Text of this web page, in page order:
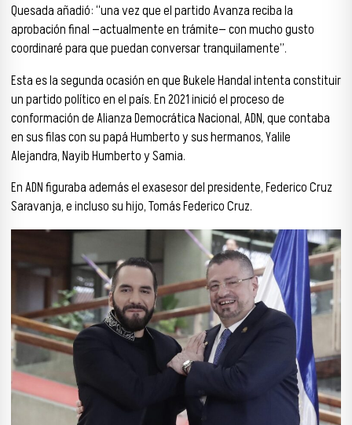
Quesada añadió: “una vez que el partido Avanza reciba la
aprobación final —actualmente en trámite— con mucho gusto
coordinaré para que puedan conversar tranquilamente”.
Esta es la segunda ocasión en que Bukele Handal intenta constituir
un partido político en el país. En 2021 inició el proceso de
conformación de Alianza Democrática Nacional, ADN, que contaba
en sus filas con su papá Humberto y sus hermanos, Yalile
Alejandra, Nayib Humberto y Samia.
En ADN figuraba además el exasesor del presidente, Federico Cruz
Saravanja, e incluso su hijo, Tomás Federico Cruz.